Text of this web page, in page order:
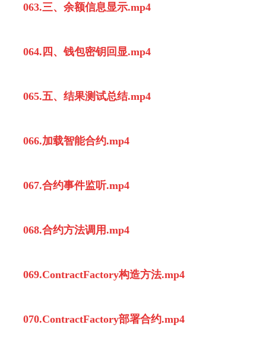
063.三、余额信息显示.mp4
064.四、钱包密钥回显.mp4
065.五、结果测试总结.mp4
066.加载智能合约.mp4
067.合约事件监听.mp4
068.合约方法调用.mp4
069.ContractFactory构造方法.mp4
070.ContractFactory部署合约.mp4